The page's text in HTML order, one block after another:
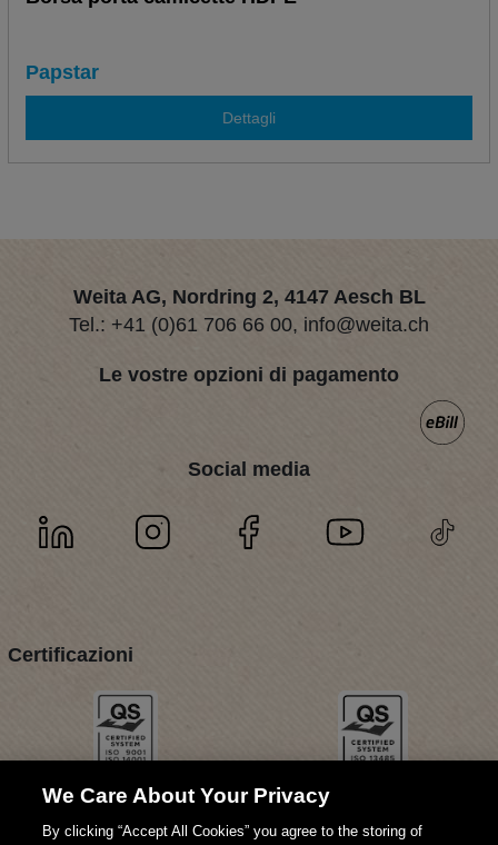
Papstar
Dettagli
Weita AG, Nordring 2, 4147 Aesch BL
Tel.: +41 (0)61 706 66 00, info@weita.ch
Le vostre opzioni di pagamento
Social media
Certificazioni
We Care About Your Privacy
By clicking “Accept All Cookies” you agree to the storing of